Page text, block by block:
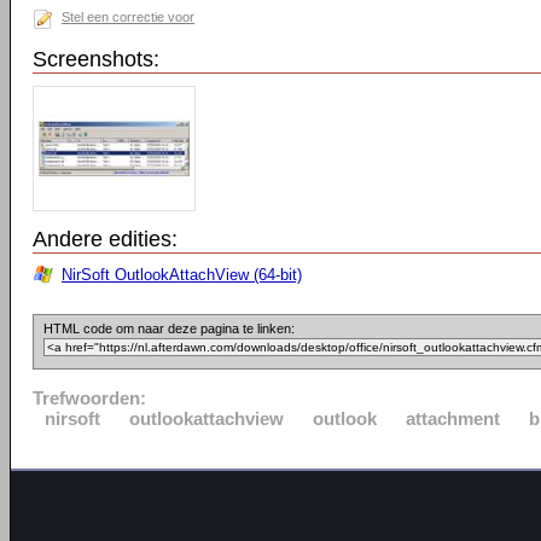
Stel een correctie voor
Screenshots:
Andere edities:
NirSoft OutlookAttachView (64-bit)
HTML code om naar deze pagina te linken:
Trefwoorden:
nirsoft
outlookattachview outlook attachment